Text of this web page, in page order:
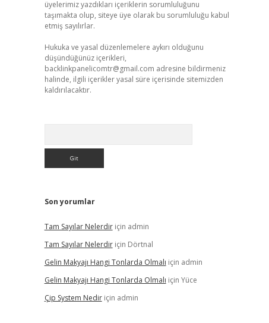
üyelerimiz yazdıkları içeriklerin sorumluluğunu
taşımakta olup, siteye üye olarak bu sorumluluğu kabul
etmiş sayılırlar.
Hukuka ve yasal düzenlemelere aykırı olduğunu
düşündüğünüz içerikleri,
backlinkpanelicomtr@gmail.com adresine bildirmeniz
halinde, ilgili içerikler yasal süre içerisinde sitemizden
kaldırılacaktır.
Son yorumlar
Tam Sayılar Nelerdiriçin admin
Tam Sayılar Nelerdiriçin Dörtnal
Gelin Makyajı Hangi Tonlarda Olmalı için admin
Gelin Makyajı Hangi Tonlarda Olmalı için Yüce
Çip System Nediriçin admin